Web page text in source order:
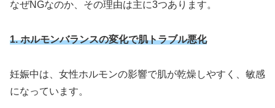
なぜNGなのか、その理由は主に3つあります。
1. ホルモンバランスの変化で肌トラブル悪化
妊娠中は、女性ホルモンの影響で肌が乾燥しやすく、敏感
になっています。